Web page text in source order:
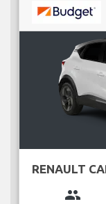
RENAULT
group